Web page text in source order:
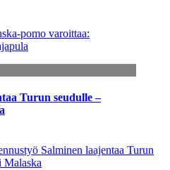
pomo varoittaa:
Turun seudulle –
Salminen laajentaa Turun
Malaska